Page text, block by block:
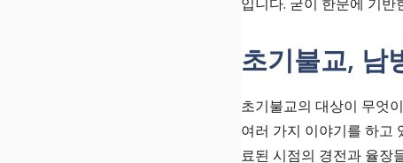
초기불교, 남
초기불교의 대상이 무엇
여러 가지 이야기를 하고
료된 시점의 경전과 율장